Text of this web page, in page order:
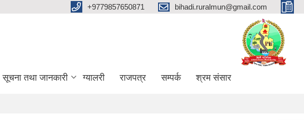
+9779857650871 bihadi.ruralmun@gmail.com
सूचना तथा जानकारी ग्यालरी राजपत्र सम्पर्क श्रम संसार